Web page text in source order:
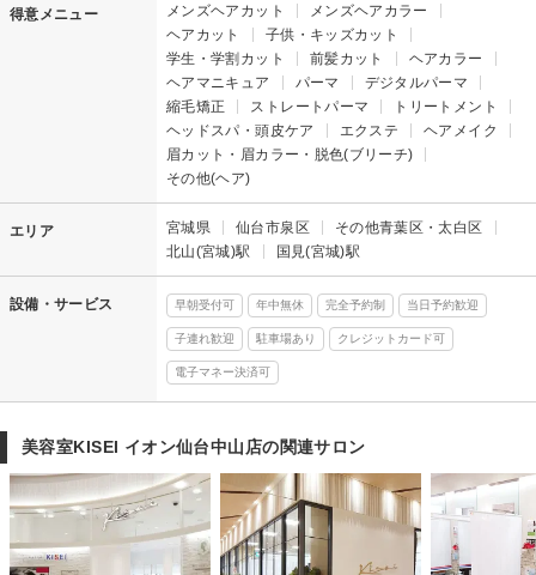
得意メニュー メンズヘアカット
メンズヘアカラー
ヘアカット
子供・キッズカット
学生・学割カット
前髪カット
ヘアカラー
ヘアマニキュア
パーマ
デジタルパーマ
縮毛矯正
ストレートパーマ
トリートメント
ヘッドスパ・頭皮ケア
エクステ
ヘアメイク
眉カット・眉カラー・脱色(ブリーチ)
その他(ヘア)
エリア 宮城県 仙台市泉区
その他青葉区・太白区
北山(宮城)駅
国見(宮城)駅
設備・サービス 早朝受付可 年中無休 完全予約制 当日予約歓迎
子連れ歓迎 駐車場あり クレジットカード可
電子マネー決済可
美容室KISEI イオン仙台中山店の関連サロン